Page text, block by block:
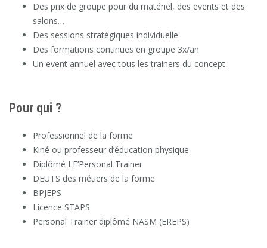
Des prix de groupe pour du matériel, des events et des
salons…
Des sessions stratégiques individuelle
Des formations continues en groupe 3x/an
Un event annuel avec tous les trainers du concept
Pour qui ?
Professionnel de la forme
Kiné ou professeur d’éducation physique
Diplômé LF’Personal Trainer
DEUTS des métiers de la forme
BPJEPS
Licence STAPS
Personal Trainer diplômé NASM (EREPS)